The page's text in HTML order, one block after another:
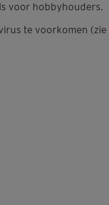
voor hobbyhouders.
te voorkomen (zie